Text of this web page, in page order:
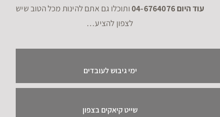
עוד היום 04-6764076
ותוכלו גם אתם להינות מכל הטוב שיש
לצפון להציע…
ימי גיבוש לעובדים
שייט קיאקים בצפון